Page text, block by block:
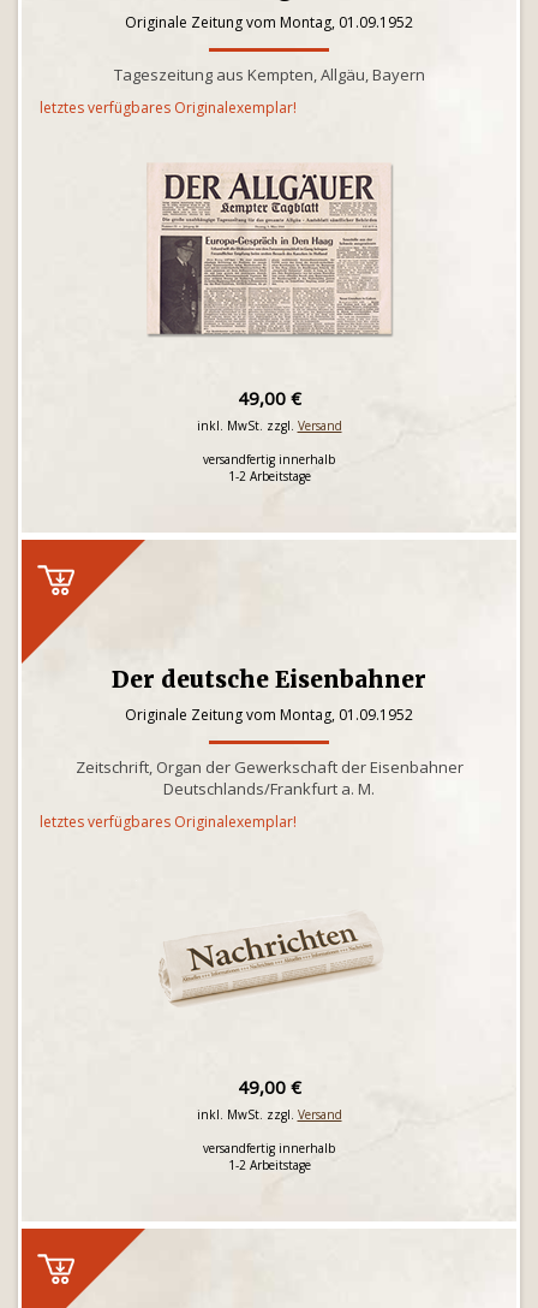
Originale Zeitung vom Montag, 01.09.1952
Tageszeitung aus Kempten, Allgäu, Bayern
letztes verfügbares Originalexemplar!
49,00 €
inkl. MwSt. zzgl. Versand
versandfertig innerhalb
1-2 Arbeitstage
Der deutsche Eisenbahner
Originale Zeitung vom Montag, 01.09.1952
Zeitschrift, Organ der Gewerkschaft der Eisenbahner
Deutschlands/Frankfurt a. M.
letztes verfügbares Originalexemplar!
49,00 €
inkl. MwSt. zzgl. Versand
versandfertig innerhalb
1-2 Arbeitstage